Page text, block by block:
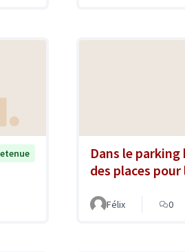
Dans le
des places
Félix 0